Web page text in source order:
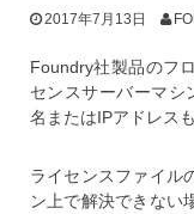
2017年7月13日
Foundry社製品のフ
センスサーバーマシ
名またはIPアドレス
ライセンスファイル
ン上で解決できない